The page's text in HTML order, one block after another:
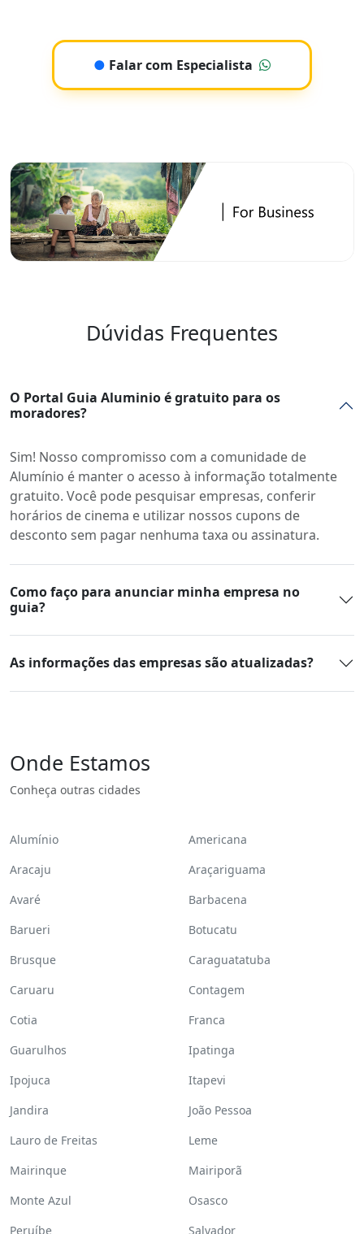
● Falar com Especialista
Dúvidas Frequentes
O Portal Guia Aluminio é gratuito para os
moradores?
Sim! Nosso compromisso com a comunidade de
Alumínio é manter o acesso à informação totalmente
gratuito. Você pode pesquisar empresas, conferir
horários de cinema e utilizar nossos cupons de
desconto sem pagar nenhuma taxa ou assinatura.
Como faço para anunciar minha empresa no
guia?
As informações das empresas são atualizadas?
Onde Estamos
Conheça outras cidades
Alumínio
Americana
Aracaju
Araçariguama
Avaré
Barbacena
Barueri
Botucatu
Brusque
Caraguatatuba
Caruaru
Contagem
Cotia
Franca
Guarulhos
Ipatinga
Ipojuca
Itapevi
Jandira
João Pessoa
Lauro de Freitas
Leme
Mairinque
Mairiporã
Monte Azul
Osasco
Peruíbe
Salvador